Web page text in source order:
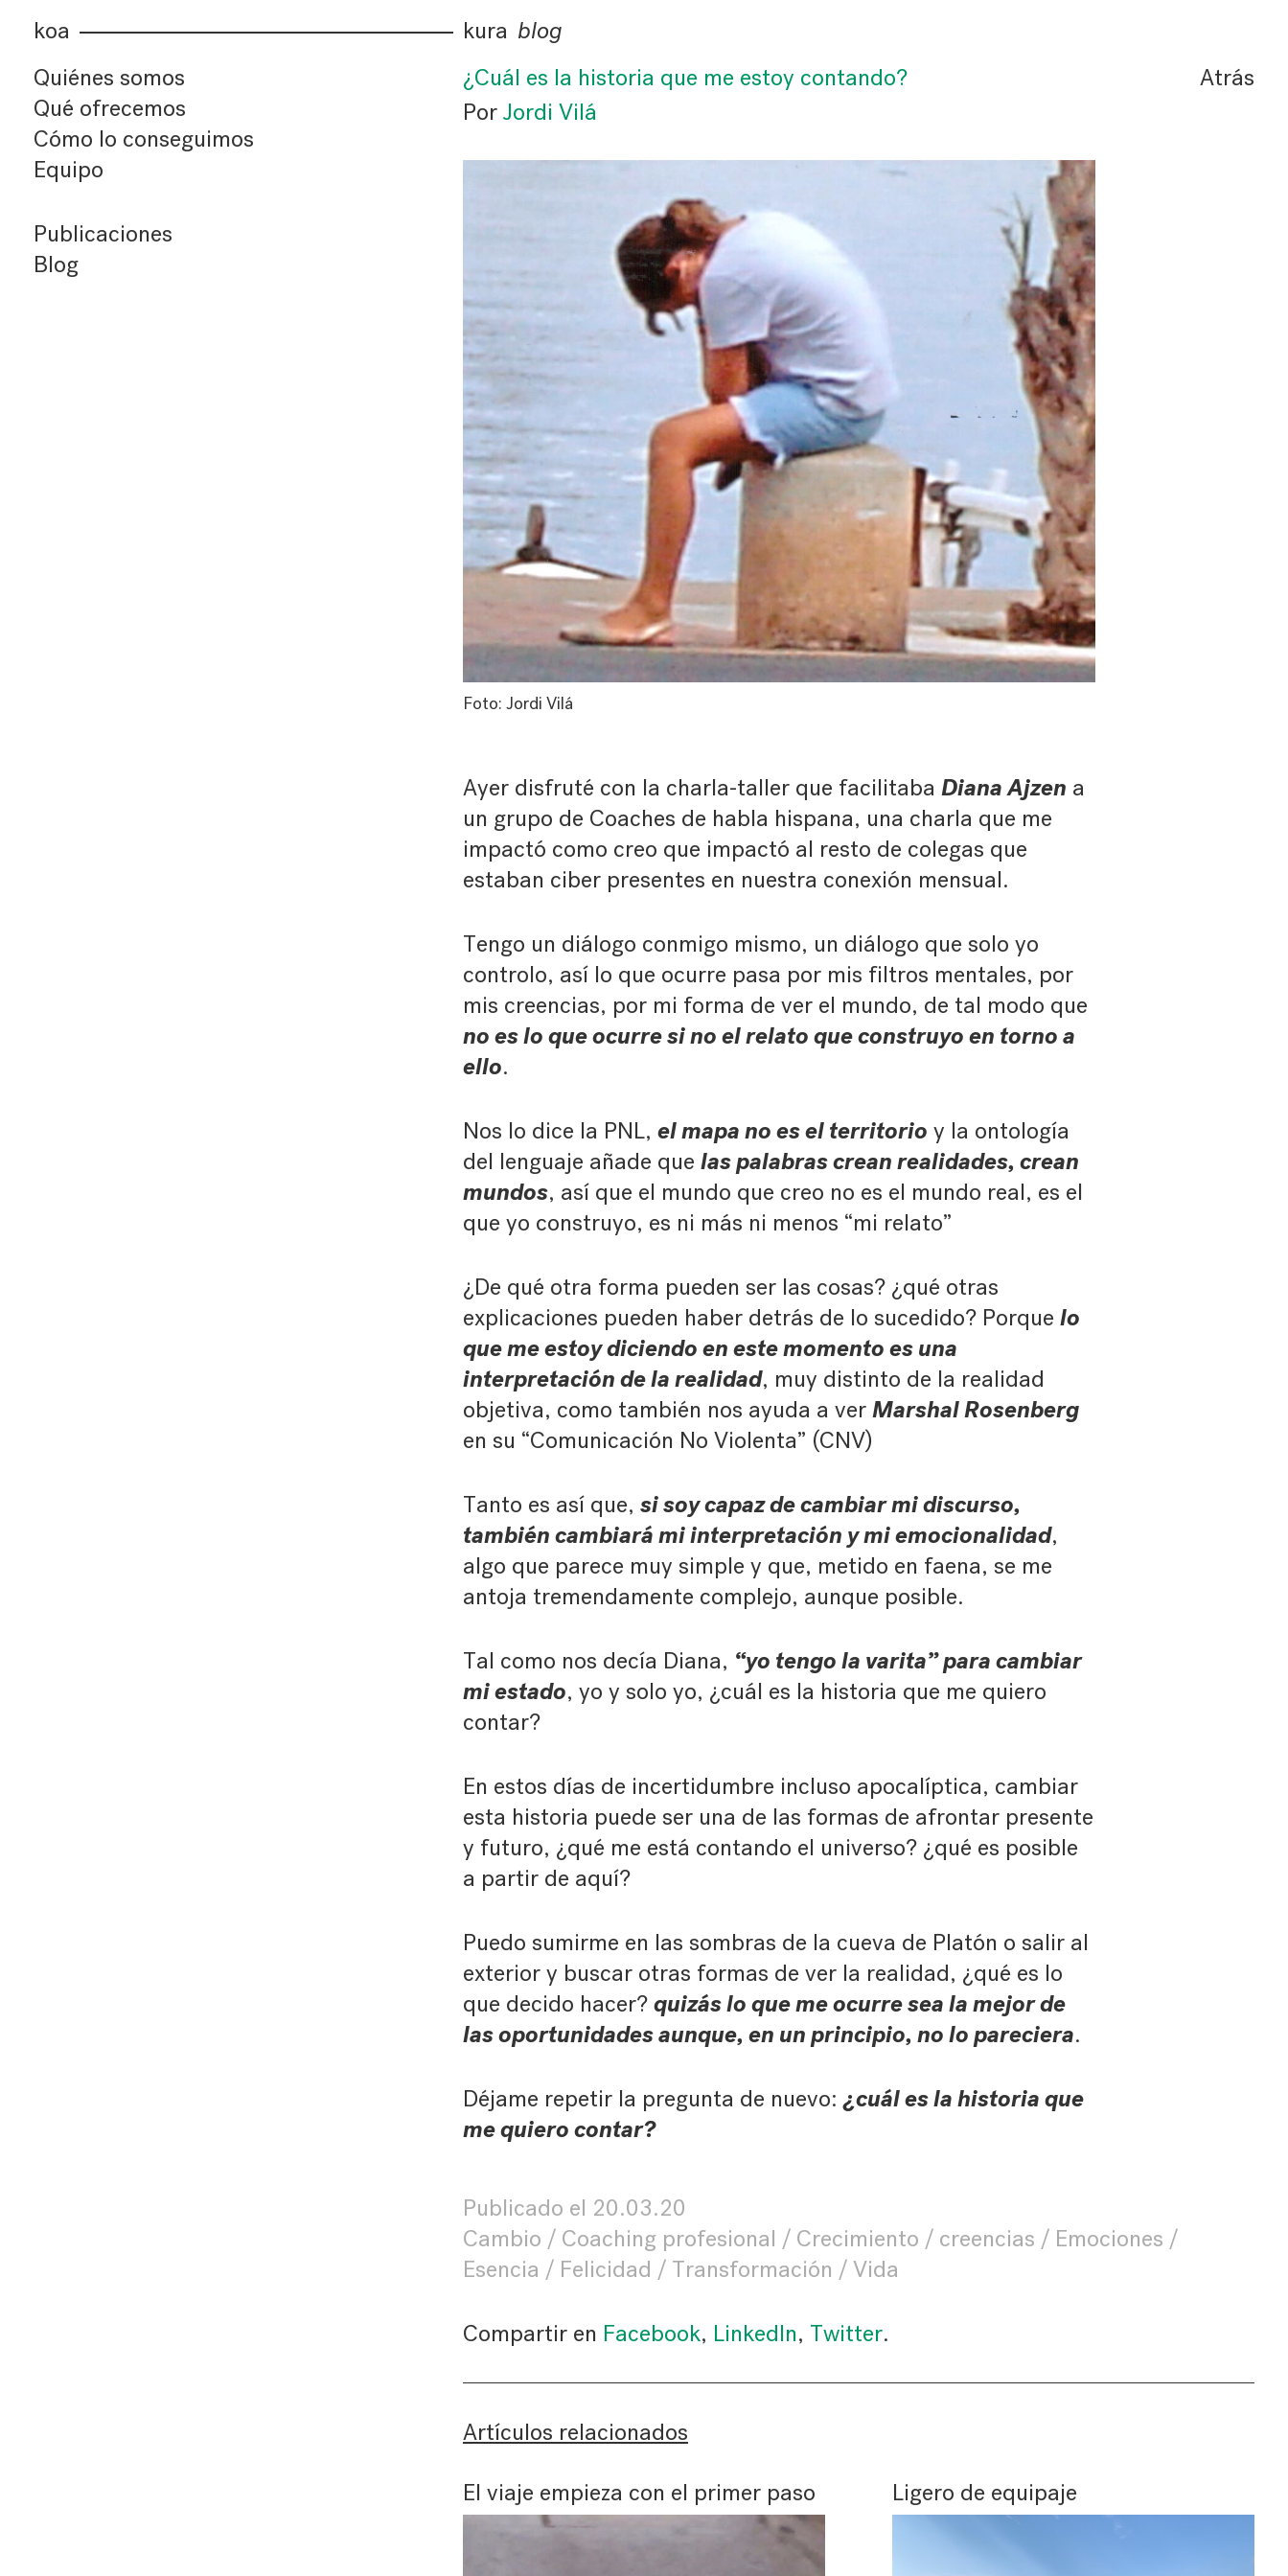
koa kura blog
Quiénes somos
Qué ofrecemos
Cómo lo conseguimos
Equipo
Publicaciones
Blog
¿Cuál es la historia que me estoy contando?
Atrás
Por Jordi Vilá
Foto: Jordi Vilá
Ayer disfruté con la charla-taller que facilitaba Diana Ajzen a
un grupo de Coaches de habla hispana, una charla que me
impactó como creo que impactó al resto de colegas que
estaban ciber presentes en nuestra conexión mensual.
Tengo un diálogo conmigo mismo, un diálogo que solo yo
controlo, así lo que ocurre pasa por mis filtros mentales, por
mis creencias, por mi forma de ver el mundo, de tal modo que
no es lo que ocurre si no el relato que construyo en torno a
ello.
Nos lo dice la PNL, el mapa no es el territorio y la ontología
del lenguaje añade que las palabras crean realidades, crean
mundos, así que el mundo que creo no es el mundo real, es el
que yo construyo, es ni más ni menos “mi relato”
¿De qué otra forma pueden ser las cosas? ¿qué otras
explicaciones pueden haber detrás de lo sucedido? Porque lo
que me estoy diciendo en este momento es una
interpretación de la realidad, muy distinto de la realidad
objetiva, como también nos ayuda a ver Marshal Rosenberg
en su “Comunicación No Violenta” (CNV)
Tanto es así que, si soy capaz de cambiar mi discurso,
también cambiará mi interpretación y mi emocionalidad,
algo que parece muy simple y que, metido en faena, se me
antoja tremendamente complejo, aunque posible.
Tal como nos decía Diana, “yo tengo la varita” para cambiar
mi estado, yo y solo yo, ¿cuál es la historia que me quiero
contar?
En estos días de incertidumbre incluso apocalíptica, cambiar
esta historia puede ser una de las formas de afrontar presente
y futuro, ¿qué me está contando el universo? ¿qué es posible
a partir de aquí?
Puedo sumirme en las sombras de la cueva de Platón o salir al
exterior y buscar otras formas de ver la realidad, ¿qué es lo
que decido hacer? quizás lo que me ocurre sea la mejor de
las oportunidades aunque, en un principio, no lo pareciera.
Déjame repetir la pregunta de nuevo: ¿cuál es la historia que
me quiero contar?
Publicado el 20.03.20
Cambio
Coaching profesional Crecimiento creencias
Emociones
Esencia
Felicidad Transformación Vida
Compartir en Facebook, LinkedIn, Twitter.
Artículos relacionados
El viaje empieza con el primer paso Ligero de equipaje